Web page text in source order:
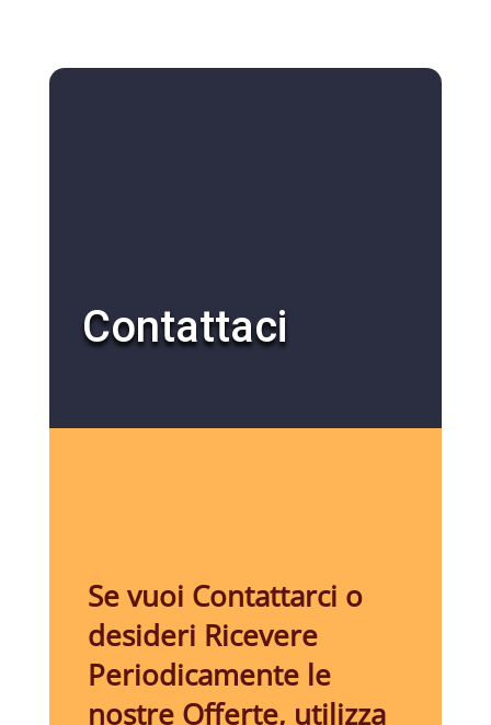
Contattaci
Se vuoi Contattarci o
desideri Ricevere
Periodicamente le
nostre Offerte, utilizza